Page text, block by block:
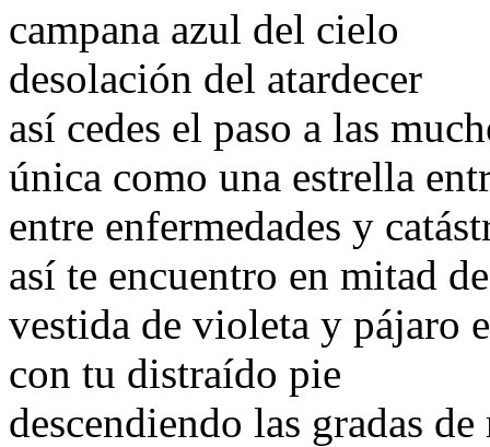
campana azul del cielo
desolación del atardecer
así cedes el paso a las
única como una estrella
entre enfermedades y
así te encuentro en mitad
vestida de violeta y pájaro
con tu distraído pie
descendiendo las gradas